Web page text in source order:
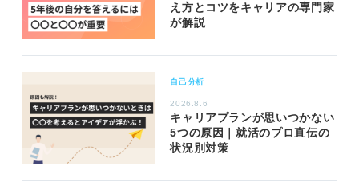
え方とコツをキャリアの専門家
が解説
自己分析
2026.8.6
キャリアプランが思いつかない
5つの原因｜就活のプロ直伝の
状況別対策